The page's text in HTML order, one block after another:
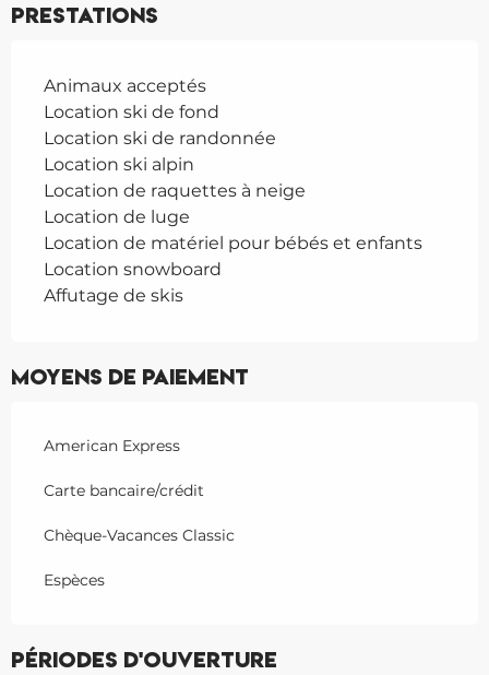
Prestations
Animaux acceptés
Location ski de fond
Location ski de randonnée
Location ski alpin
Location de raquettes à neige
Location de luge
Location de matériel pour bébés et enfants
Location snowboard
Affutage de skis
Moyens de paiement
American Express
Carte bancaire/crédit
Chèque-Vacances Classic
Espèces
Périodes d'ouverture